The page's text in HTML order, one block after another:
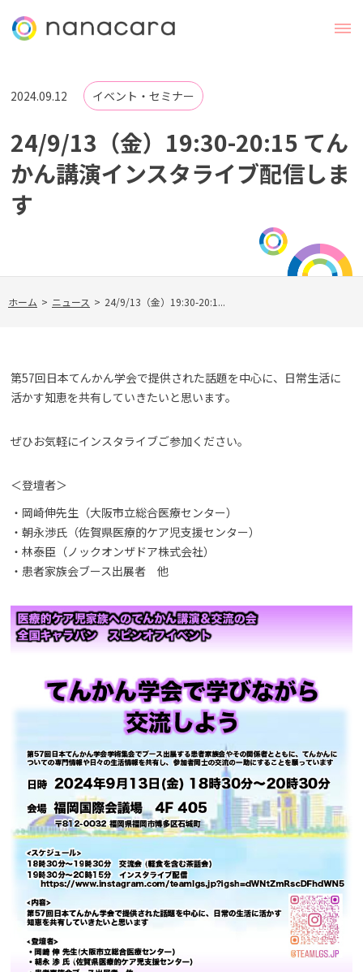
2024.09.12 イベント・セミナー
24/9/13（金）19:30-20:15 てん
かん講演インスタライブ配信しま
す
ホーム > ニュース > 24/9/13（金）19:30-20:1...
第57回日本てんかん学会で提供された話題を中心に、日常生活に
活かす知恵を共有していきたいと思います。
ぜひお気軽にインスタライブご参加ください。
＜登壇者＞
・岡崎伸先生（大阪市立総合医療センター）
・朝永渉氏（佐賀県医療的ケア児支援センター）
・林泰臣（ノックオンザドア株式会社）
・患者家族会ブース出展者 他